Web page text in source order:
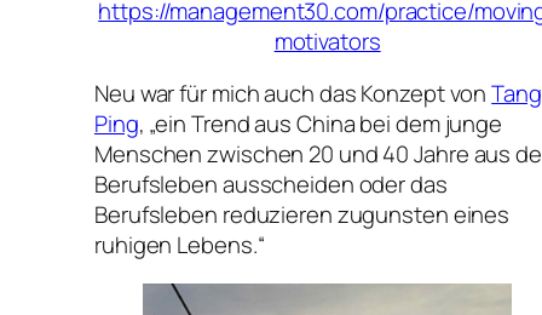
https://management30.com/practice/
motivators
Neu war für mich auch das Konzept vonTang
Ping, „ein Trend aus China bei dem junge
Menschen zwischen 20 und 40 Jahre aus
Berufsleben ausscheiden oder das
Berufsleben reduzieren zugunsten eines
ruhigen Lebens.“